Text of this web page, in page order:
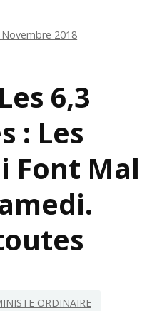
Novembre 2018
6,3
: Les
Font Mal
ORDINAIRE